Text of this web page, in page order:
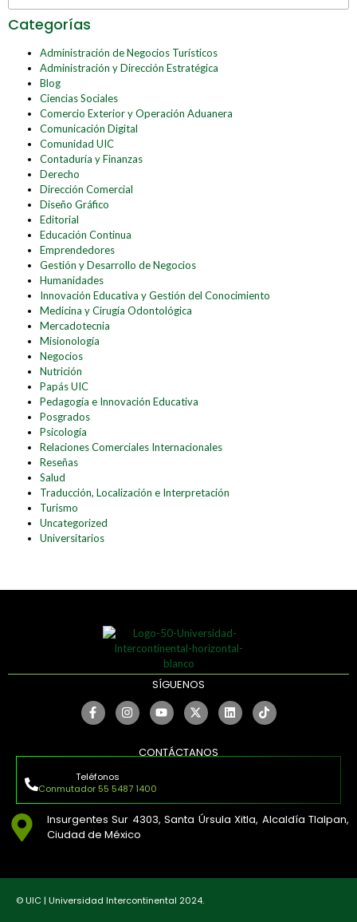
Categorías
Administración de Negocios Turísticos
Administración y Dirección Estratégica
Blog
Ciencias Sociales
Comercio Exterior y Operación Aduanera
Comunicación Digital
Comunidad UIC
Contaduría y Finanzas
Derecho
Dirección Comercial
Diseño Gráfico
Editorial
Educación Continua
Emprendedores
Gestión y Desarrollo de Negocios
Humanidades
Innovación Educativa y Gestión del Conocimiento
Medicina y Cirugía Odontológica
Mercadotecnia
Misionología
Negocios
Nutrición
Papás UIC
Pedagogía e Innovación Educativa
Posgrados
Psicología
Relaciones Comerciales Internacionales
Reseñas
Salud
Traducción, Localización e Interpretación
Turismo
Uncategorized
Universitarios
SÍGUENOS
CONTÁCTANOS
Teléfonos
Conmutador 55 5487 1400
Insurgentes Sur 4303, Santa Úrsula Xitla, Alcaldía Tlalpan,
Ciudad de México
© UIC | Universidad Intercontinental 2024.